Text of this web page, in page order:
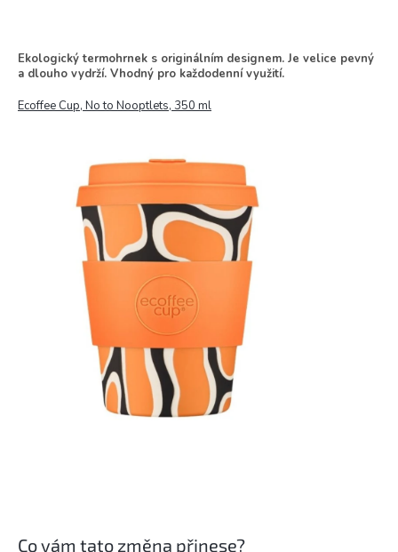
Ekologický termohrnek s originálním designem. Je velice pevný
a dlouho vydrží. Vhodný pro každodenní využití.
Ecoffee Cup, No to Nooptlets, 350 ml
Co vám tato změna přinese?